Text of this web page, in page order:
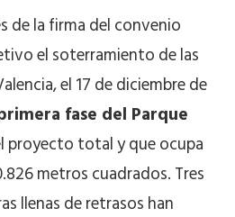
de la firma del convenio
el soterramiento de las
el 17 de diciembre de
fase del Parque
proyecto total y que ocupa
metros cuadrados. Tres
llenas de retrasos han